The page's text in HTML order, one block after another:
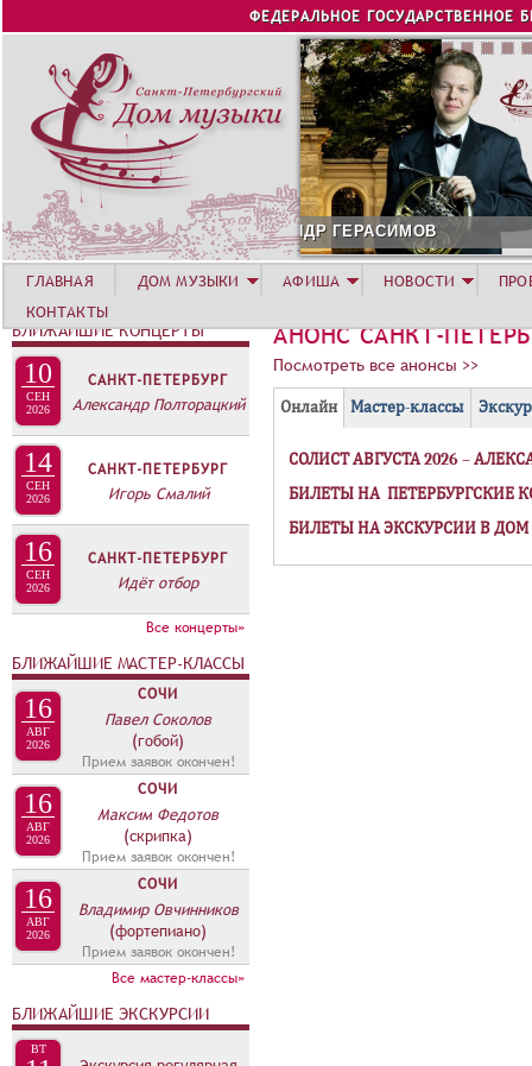
Jump to navigation
ФЕДЕРАЛЬНОЕ ГОСУДАРСТВЕННОЕ
АФИША АВГУСТА
АНОНС САНКТ-
Посмотреть все анонсы >>
Г
П
П
А
Онлайн(
а
к
т
и
Мастер-классы
СОЛИСТ АВГУСТА 2026 –
БИЛЕТЫ НА ПЕТЕРБУРГСКИЕ
БИЛЕТЫ НА ЭКСКУРСИИ В
ГЛАВНАЯ ДОМ МУЗЫКИ АФИША НОВОСТИ
КОНТАКТЫ
БЛИЖАЙШИЕ КОНЦЕРТЫ
10
СЕН
2026
САНКТ-ПЕТЕРБУРГ
Александр Полторацкий
14
СЕН
2026
САНКТ-ПЕТЕРБУРГ
Игорь Смалий
16
СЕН
2026
САНКТ-ПЕТЕРБУРГ
Идёт отбор
Все концерты»
БЛИЖАЙШИЕ МАСТЕР-КЛАССЫ
16
АВГ
2026
СОЧИ
Павел Соколов
(гобой)
Прием заявок окончен!
16
АВГ
2026
СОЧИ
Максим Федотов
(скрипка)
Прием заявок окончен!
16
АВГ
2026
СОЧИ
Владимир Овчинников
(фортепиано)
Прием заявок окончен!
Все мастер-классы»
БЛИЖАЙШИЕ ЭКСКУРСИИ
ВТ